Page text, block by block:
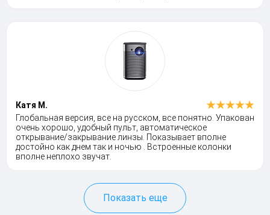
Катя М.
Глобальная версия, все на русском, все понятно. Упакован
очень хорошо, удобный пульт, автоматическое
открывание/закрывание линзы. Показывает вполне
достойно как днем так и ночью . Встроенные колонки
вполне неплохо звучат.
Показать еще